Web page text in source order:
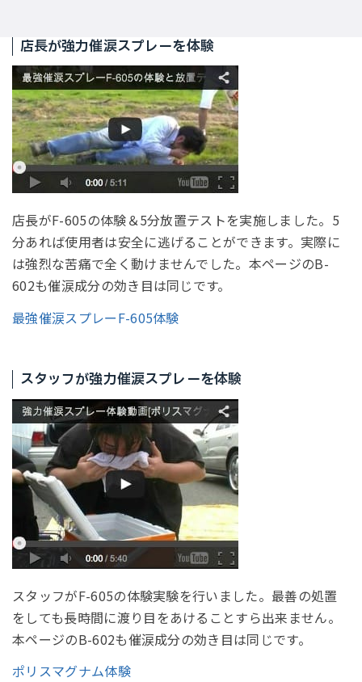
店長が強力催涙スプレーを体験
店長がF-605の体験＆5分放置テストを実施しました。5
分あれば使用者は安全に逃げることができます。実際に
は強烈な苦痛で全く動けませんでした。本ページのB-
602も催涙成分の効き目は同じです。
最強催涙スプレーF-605体験
スタッフが強力催涙スプレーを体験
スタッフがF-605の体験実験を行いました。最善の処置
をしても長時間に渡り目をあけることすら出来ません。
本ページのB-602も催涙成分の効き目は同じです。
ポリスマグナム体験